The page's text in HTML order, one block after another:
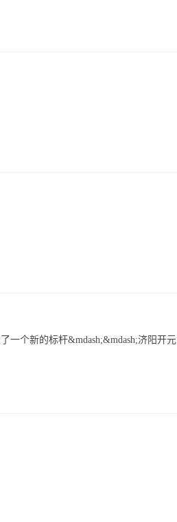
一个新的标杆&mdash;&mdash;济阳开